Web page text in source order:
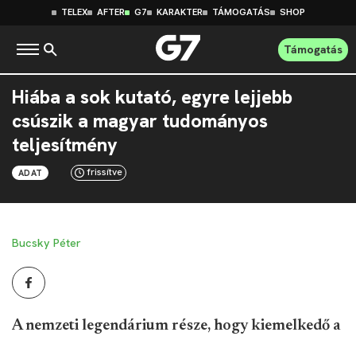
TELEX AFTER G7 KARAKTER TÁMOGATÁS SHOP
Támogatás
Hiába a sok kutató, egyre lejjebb
csúszik a magyar tudományos
teljesítmény
ADAT frissítve
Bucsky Péter
A nemzeti legendárium része, hogy kiemelkedő a